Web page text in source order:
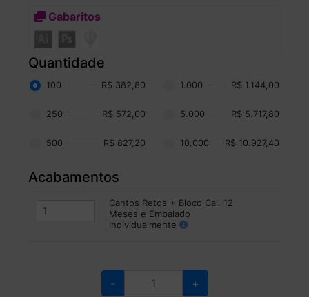
Gabaritos
Quantidade
100 R$ 382,80 1.000 R$ 1.144,00
250 R$ 572,00 5.000 R$ 5.717,80
500 R$ 827,20 10.000 R$ 10.927,40
Acabamentos
Cantos Retos + Bloco Cal. 12
Meses e Embalado
Individualmente
- +